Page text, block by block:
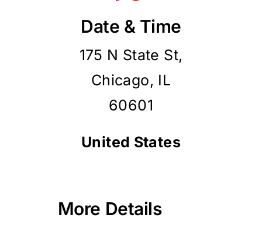
Date & Time
175 N State St,
Chicago, IL
60601
United States
More Details